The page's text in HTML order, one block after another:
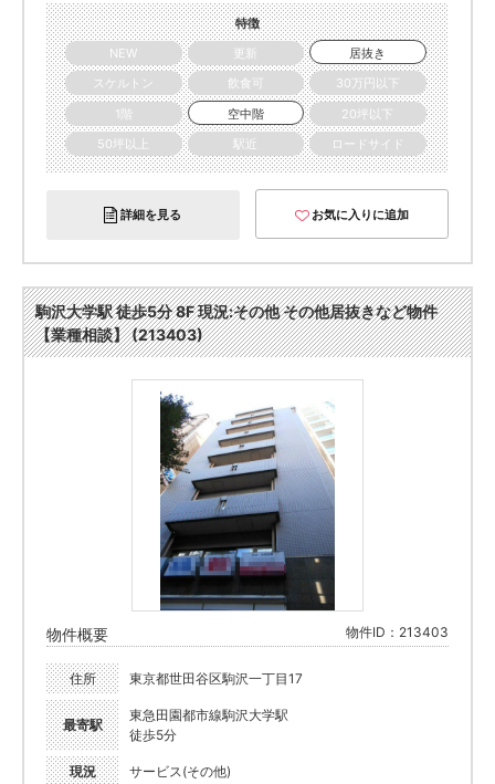
特徴
NEW
更新
居抜き
スケルトン
飲食可
30万円以下
1階
空中階
20坪以下
50坪以上
駅近 ロードサイド
詳細を見る お気に入りに追加
駒沢大学駅 徒歩5分 8F 現況:その他 その他居抜きなど物件
【業種相談】 (213403)
物件概要 物件ID：213403
住所 東京都世田谷区駒沢一丁目17
最寄駅
東急田園都市線駒沢大学駅
徒歩5分
現況 サービス(その他)